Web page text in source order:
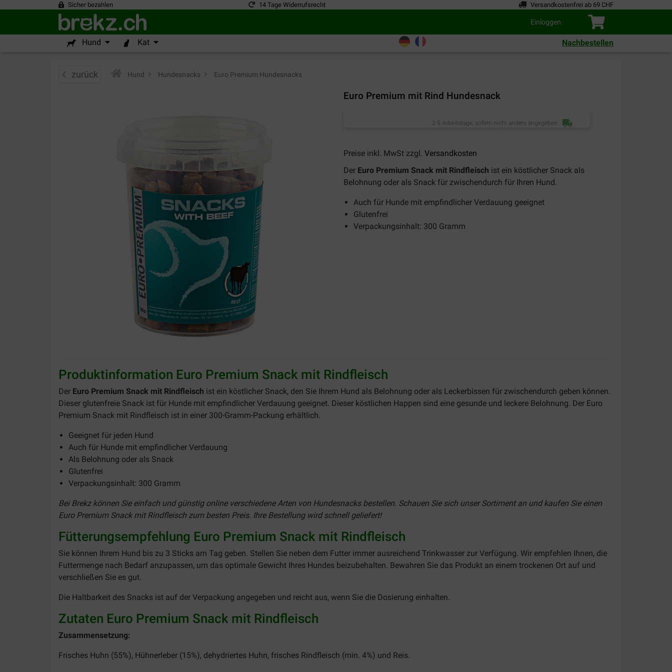
Sicher bezahlen 14 Tage Widerrufsrecht Versandkostenfrei ab 69 CHF
Einloggen
Hund Kat Nachbestellen
zurück Hund Hundesnacks Euro Premium Hundesnacks
Euro Premium mit Rind Hundesnack
2-5 Arbeitstage, sofern nicht anders angegeben
Preise inkl. MwSt zzgl. Versandkosten
Der Euro Premium Snack mit Rindfleisch ist ein köstlicher Snack als
Belohnung oder als Snack für zwischendurch für Ihren Hund.
Auch für Hunde mit empfindlicher Verdauung geeignet
Glutenfrei
Verpackungsinhalt: 300 Gramm
Produktinformation Euro Premium Snack mit Rindfleisch
Der Euro Premium Snack mit Rindfleisch ist ein köstlicher Snack, den Sie Ihrem Hund als Belohnung oder als Leckerbissen für zwischendurch geben können.
Dieser glutenfreie Snack ist für Hunde mit empfindlicher Verdauung geeignet. Dieser köstlichen Happen sind eine gesunde und leckere Belohnung. Der Euro
Premium Snack mit Rindfleisch ist in einer 300-Gramm-Packung erhältlich.
Geeignet für jeden Hund
Auch für Hunde mit empfindlicher Verdauung
Als Belohnung oder als Snack
Glutenfrei
Verpackungsinhalt: 300 Gramm
Bei Brekz können Sie einfach und günstig online verschiedene Arten von Hundesnacks bestellen. Schauen Sie sich unser Sortiment an und kaufen Sie einen
Euro Premium Snack mit Rindfleisch zum besten Preis. Ihre Bestellung wird schnell geliefert!
Fütterungsempfehlung Euro Premium Snack mit Rindfleisch
Sie können Ihrem Hund bis zu 3 Sticks am Tag geben. Stellen Sie neben dem Futter immer ausreichend Trinkwasser zur Verfügung. Wir empfehlen Ihnen, die
Futtermenge nach Bedarf anzupassen, um das optimale Gewicht Ihres Hundes beizubehalten. Bewahren Sie das Produkt an einem trockenen Ort auf und
verschließen Sie es gut.
Die Haltbarkeit des Snacks ist auf der Verpackung angegeben und reicht aus, wenn Sie die Dosierung einhalten.
Zutaten Euro Premium Snack mit Rindfleisch
Zusammensetzung:
Frisches Huhn (55%), Hühnerleber (15%), dehydriertes Huhn, frisches Rindfleisch (min. 4%) und Reis.